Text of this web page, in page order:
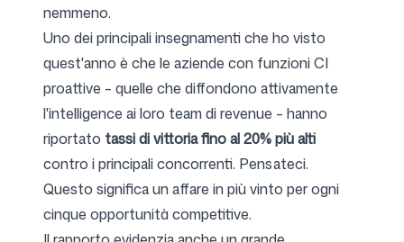
nemmeno.
Uno dei principali insegnamenti che ho visto
quest'anno è che le aziende con funzioni CI
proattive – quelle che diffondono attivamente
l'intelligence ai loro team di revenue – hanno
riportato tassi di vittoria fino al 20% più alti
contro i principali concorrenti. Pensateci.
Questo significa un affare in più vinto per ogni
cinque opportunità competitive.